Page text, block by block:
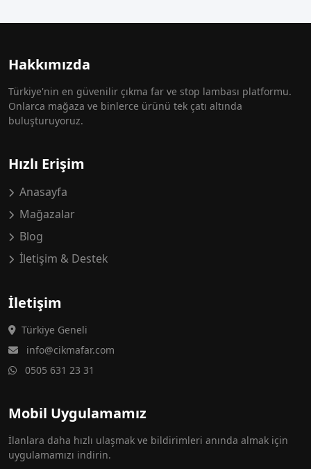
Hakkımızda
Türkiye'nin en güvenilir çıkma far ve stop lambası platformu.
Onlarca mağaza ve binlerce ürünü tek çatı altında
buluşturuyoruz.
Hızlı Erişim
Anasayfa
Mağazalar
Blog
İletişim & Destek
İletişim
Türkiye Geneli
info@cikmafar.com
0505 631 23 31
Mobil Uygulamamız
İlanlara daha hızlı ulaşmak ve bildirimleri anında almak için
uygulamamızı indirin.